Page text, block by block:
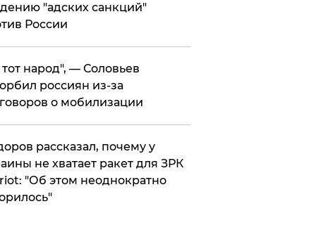
"адских санкций"
России
народ", — Соловьев
россиян из-за
о мобилизации
рассказал, почему у
не хватает ракет для ЗРК
"Об этом неоднократно